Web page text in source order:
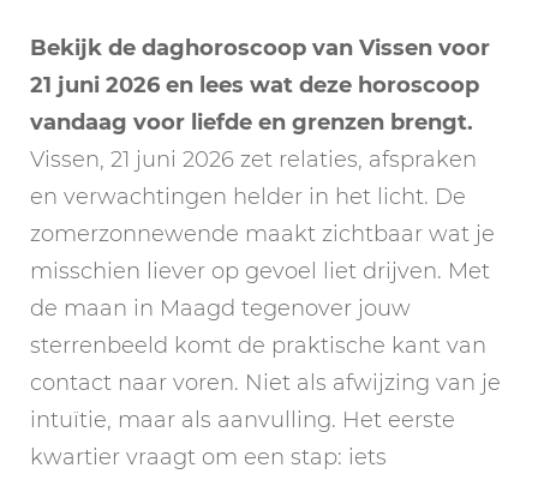
Bekijk de daghoroscoop van Vissen voor
21 juni 2026 en lees wat deze horoscoop
vandaag voor liefde en grenzen brengt.
Vissen, 21 juni 2026 zet relaties, afspraken
en verwachtingen helder in het licht. De
zomerzonnewende maakt zichtbaar wat je
misschien liever op gevoel liet drijven. Met
de maan in Maagd tegenover jouw
sterrenbeeld komt de praktische kant van
contact naar voren. Niet als afwijzing van je
intuïtie, maar als aanvulling. Het eerste
kwartier vraagt om een stap: iets